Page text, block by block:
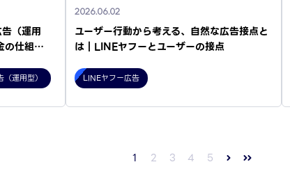
（運用
の仕組…
運用型）
2026.06.02
ユーザー行動から考える、自然な広告接点と
は｜LINEヤフーとユーザーの接点
LINEヤフー広告
1 2 3 4 5